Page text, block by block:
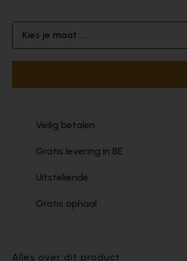
Kies je maat ...
Veilig betalen
Gratis levering in BE
Uitstekende
Gratis ophaal
Alles over dit product